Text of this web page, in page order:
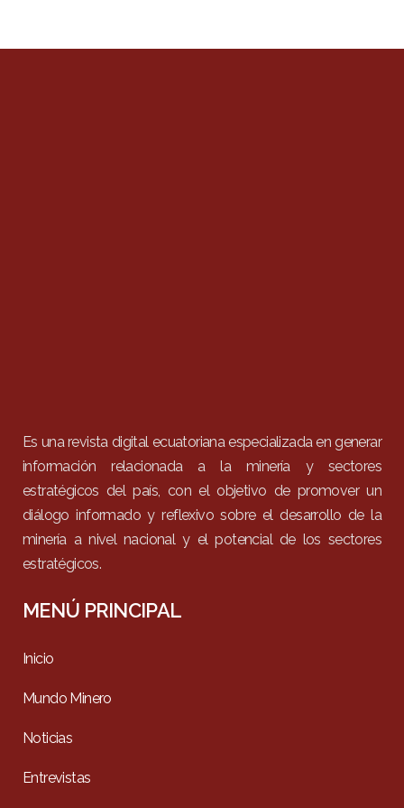
Es una revista digital ecuatoriana especializada en generar
información relacionada a la minería y sectores
estratégicos del país, con el objetivo de promover un
diálogo informado y reflexivo sobre el desarrollo de la
minería a nivel nacional y el potencial de los sectores
estratégicos.
MENÚ PRINCIPAL
Inicio
Mundo Minero
Noticias
Entrevistas